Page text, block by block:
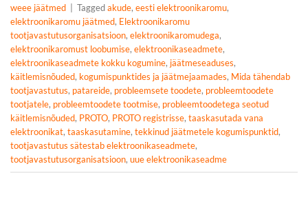
weee jäätmed
Taggedakude, eesti elektroonikaromu,
elektroonikaromu jäätmed, Elektroonikaromu
tootjavastutusorganisatsioon, elektroonikaromudega,
elektroonikaromust loobumise, elektroonikaseadmete,
elektroonikaseadmete kokku kogumine, jäätmeseaduses,
käitlemisnõuded, kogumispunktides ja jäätmejaamades, Mida tähendab
tootjavastutus, patareide, probleemsete toodete, probleemtoodete
tootjatele, probleemtoodete tootmise, probleemtoodetega seotud
käitlemisnõuded, PROTO, PROTO registrisse, taaskasutada vana
elektroonikat, taaskasutamine, tekkinud jäätmetele kogumispunktid,
tootjavastutus sätestab elektroonikaseadmete,
tootjavastutusorganisatsioon, uue elektroonikaseadme